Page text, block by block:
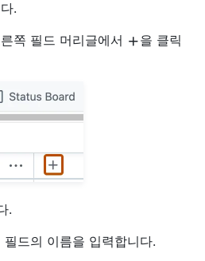
.
쪽 필드 머리글에서
을 클릭
.
드의 이름을 입력합니다.